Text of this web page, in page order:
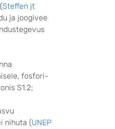
Steffen jt
ja joogivee
fosfori-
S1.2;
nihuta (UNEP